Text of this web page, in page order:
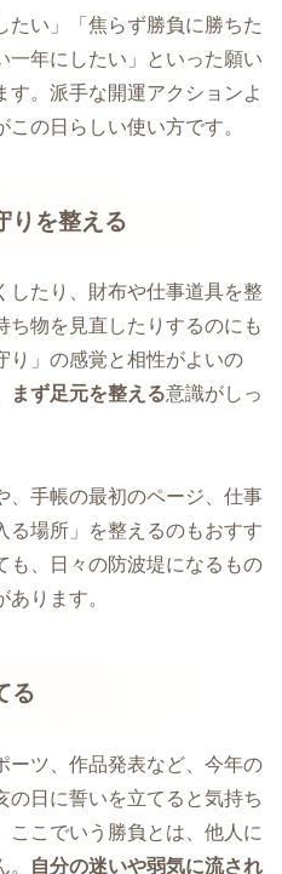
たい」「焦らず勝負に勝ちた
一年にしたい」といった願い
す。派手な開運アクションよ
の日らしい使い方です。
りを整える
したり、財布や仕事道具を整
ち物を見直したりするのにも
り」の感覚と相性がよいの
まず足元を整える意識がしっ
、手帳の最初のページ、仕事
る場所」を整えるのもおすす
も、日々の防波堤になるもの
ります。
る
ーツ、作品発表など、今年の
の日に誓いを立てると気持ち
ここでいう勝負とは、他人に
自分の迷いや弱気に流され